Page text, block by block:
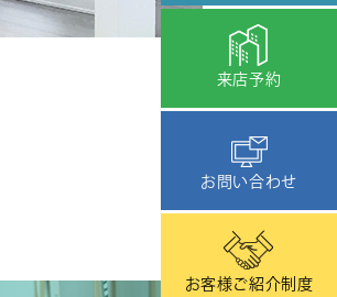
来店予約
お問い合わせ
お客様ご紹介制度